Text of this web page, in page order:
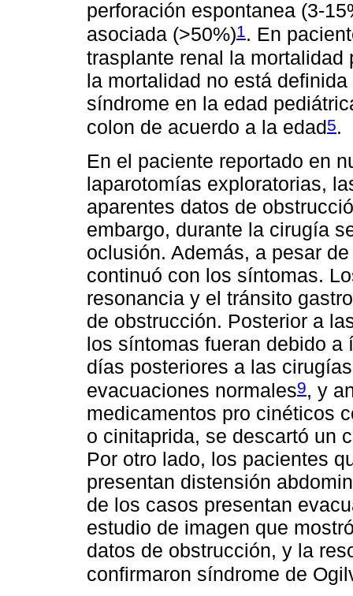
perforación espontanea (3-
asociada (>50%)1. En
trasplante renal la mortalidad
la mortalidad no está
síndrome en la edad
colon de acuerdo a la edad5.
En el paciente reportado en
laparotomías exploratorias,
aparentes datos de
embargo, durante la cirugía
oclusión. Además, a pesar
continuó con los síntomas.
resonancia y el tránsito
de obstrucción. Posterior a
los síntomas fueran debido a
días posteriores a las
evacuaciones normales9, y
medicamentos pro cinéticos
o cinitaprida, se descartó un
Por otro lado, los pacientes
presentan distensión
de los casos presentan
estudio de imagen que
datos de obstrucción, y la
confirmaron síndrome de